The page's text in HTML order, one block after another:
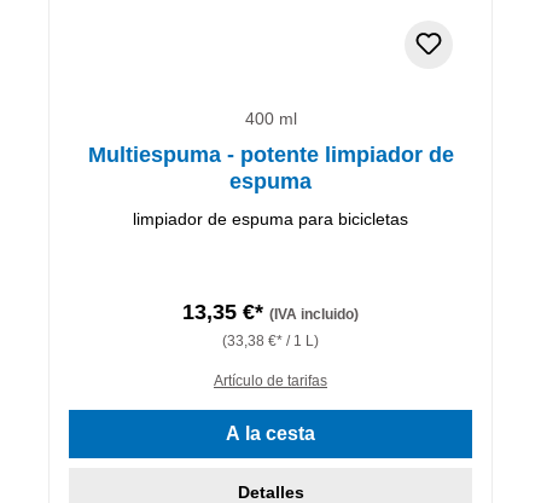
400 ml
Multiespuma - potente limpiador de
espuma
limpiador de espuma para bicicletas
13,35 €* (IVA incluido)
(33,38 €* / 1 L)
Artículo de tarifas
A la cesta
Detalles